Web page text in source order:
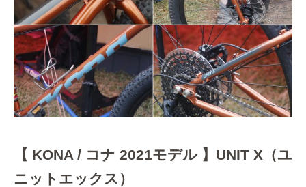
【 KONA / コナ 2021モデル 】UNIT X（ユ
ニットエックス）